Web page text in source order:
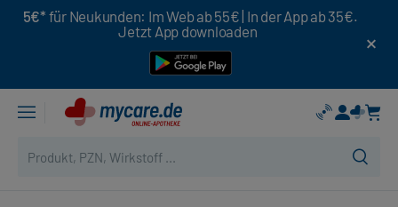
5€* für Neukunden: Im Web ab 55€ | In der App ab 35€.
Jetzt App downloaden